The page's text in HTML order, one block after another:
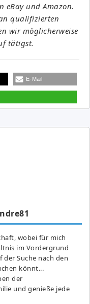
eBay und Amazon.
qualifizierten
wir möglicherweise
tätigst.
E-Mail
wobei für mich
im Vordergrund
Suche nach den
könnt...
der
und genieße jede